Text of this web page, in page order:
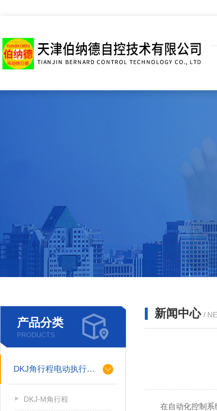
产品分类
PRODUCTS
DKJ角行程电动执行机构
DKJ-M角行程
新闻中心 /
在自动化控制系